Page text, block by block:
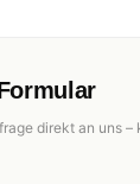
direkt an uns